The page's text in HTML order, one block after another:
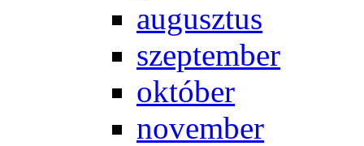
au­gusz­tus
szep­tem­ber
ok­tó­ber
no­vem­ber